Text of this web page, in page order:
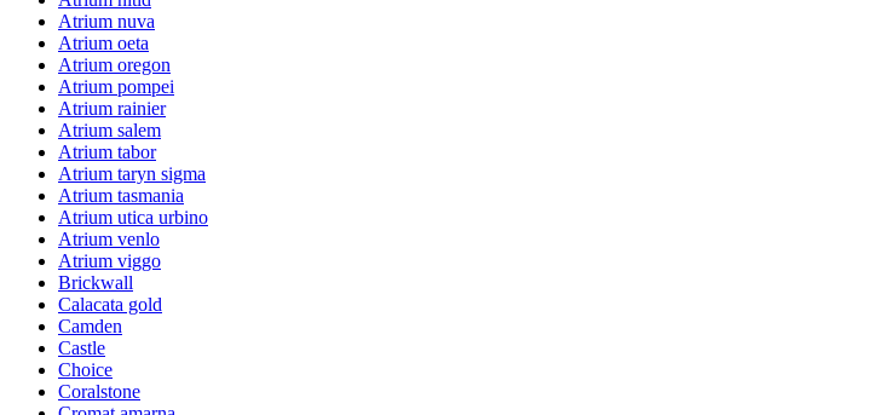
Atrium nuva
Atrium oeta
Atrium oregon
Atrium pompei
Atrium rainier
Atrium salem
Atrium tabor
Atrium taryn sigma
Atrium tasmania
Atrium utica urbino
Atrium venlo
Atrium viggo
Brickwall
Calacata gold
Camden
Castle
Choice
Coralstone